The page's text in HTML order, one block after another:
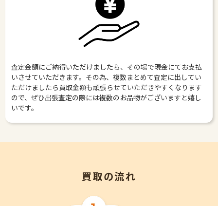
査定金額にご納得いただけましたら、その場で現金にてお支払
いさせていただきます。その為、複数まとめて査定に出してい
ただけましたら買取金額も頑張らせていただきやすくなります
ので、ぜひ出張査定の際には複数のお品物がございますと嬉し
いです。
買取の流れ